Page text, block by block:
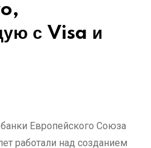
с Visa и
работали над созданием